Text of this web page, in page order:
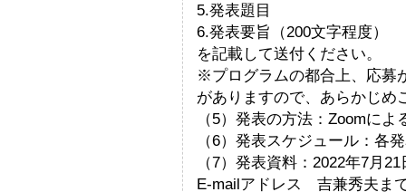
5.発表題目
6.発表要旨（200文字程度）
を記載して送付ください。
※プログラムの都合上、応募
がありますので、あらかじめ
（5）発表の方法：Zoomに
（6）発表スケジュール：各
（7）発表資料：2022年7月
E-mailアドレス 吉兼秀夫ま